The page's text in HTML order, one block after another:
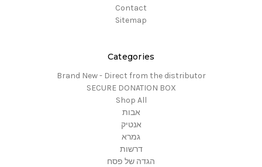
Contact
Sitemap
Categories
Brand New - Direct from the distributor
SECURE DONATION BOX
Shop All
אבות
אנטיק
גמרא
דרשות
הגדה של פסח